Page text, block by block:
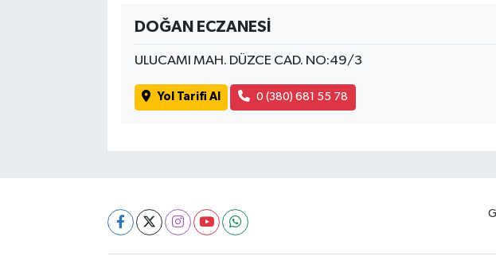
DOĞAN ECZANESİ
ULUCAMI MAH. DÜZCE CAD. NO:49/3
Yol Tarifi Al 0 (380) 681 55 78